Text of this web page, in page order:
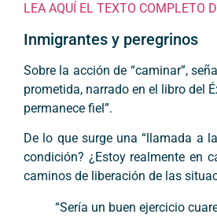
LEA AQUÍ EL TEXTO COMPLETO
Inmigrantes y peregrinos
Sobre la acción de “caminar”,
prometida, narrado en el libro del
permanece fiel”.
De lo que surge una “llamada a
condición? ¿Estoy realmente en
caminos de liberación de las
“Sería un buen ejercicio